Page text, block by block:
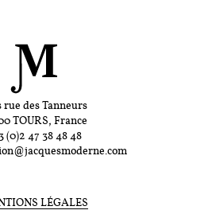
rue des Tanneurs
TOURS, France
(0)2 47 38 48 48
LÉGALES